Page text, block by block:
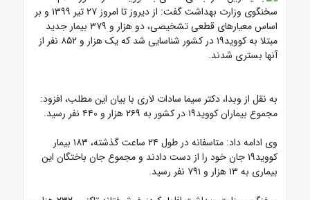
سخنگوی وزارت بهداشت گفت: از دیروز تا امروز ۲۷ تیر ۱۳۹۹ و بر
اساس معیارهای قطعی تشخیصی، دو هزار و ۳۷۹ بیمار جدید
مبتلا به کووید۱۹ در کشور شناسایی شد که یک هزار و ۸۵۲ نفر از
آنها بستری شدند.
به نقل از وبدا، دکتر سیما سادات لاری با بیان این مطلب، افزود:
مجموع بیماران کووید۱۹ در کشور به ۲۶۹ هزار و ۴۴۰ نفر رسید.
وی ادامه داد: متاسفانه در طول ۲۴ ساعت گذشته، ۱۸۳ بیمار
کووید۱۹ جان خود را از دست دادند و مجموع جان باختگان این
بیماری به ۱۳ هزار و ۷۹۱ نفر رسید.